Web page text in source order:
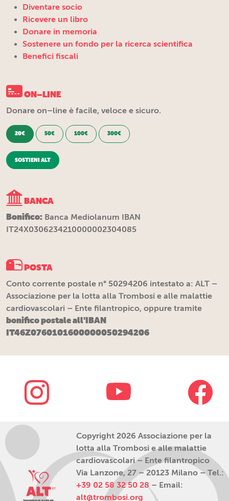
Diventare socio
Ricevere un libro
Donare in memoria
Sostenere un fondo per la ricerca scientifica
Benefici fiscali
ON–LINE
Donare on–line è facile, veloce e sicuro.
20€ 50€ 100€ 300€
SOSTIENI ALT
BANCA
Bonifico: Banca Mediolanum IBAN
IT24X0306234210000002304085
POSTA
Conto corrente postale n° 50294206 intestato a: ALT –
Associazione per la lotta alla Trombosi e alle malattie
cardiovascolari – Ente filantropico, oppure tramite
bonifico postale all'IBAN
IT46Z0760101600000050294206
Copyright 2026 Associazione per la
lotta alla Trombosi e alle malattie
cardiovascolari – Ente filantropico
Via Lanzone, 27 – 20123 Milano – Tel.:
+39 02 58 32 50 28 – Email:
alt@trombosi.org